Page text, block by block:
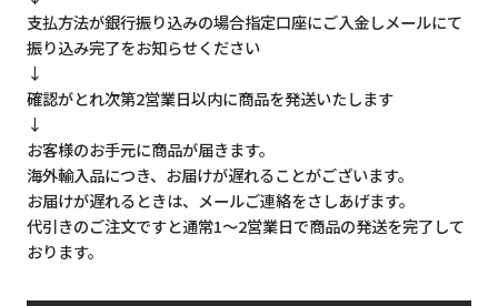
支払方法が銀行振り込みの場合指定口座にご入金しメールにて
振り込み完了をお知らせください
↓
確認がとれ次第2営業日以内に商品を発送いたします
↓
お客様のお手元に商品が届きます。
海外輸入品につき、お届けが遅れることがございます。
お届けが遅れるときは、メールご連絡をさしあげます。
代引きのご注文ですと通常1～2営業日で商品の発送を完了して
おります。